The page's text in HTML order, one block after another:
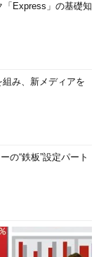
「Express」の基礎知
み、新メディアを
の“鉄板”設定パート